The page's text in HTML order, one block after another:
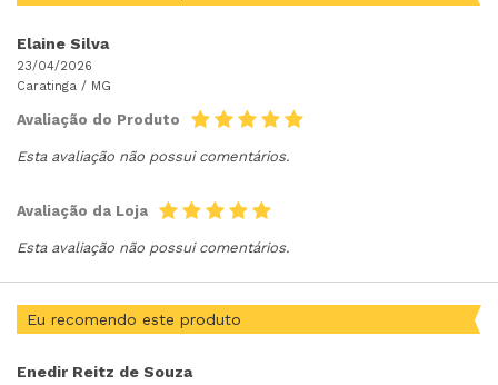
Elaine Silva
23/04/2026
Caratinga / MG
Avaliação do Produto
Esta avaliação não possui comentários.
Avaliação da Loja
Esta avaliação não possui comentários.
Eu recomendo este produto
Enedir Reitz de Souza